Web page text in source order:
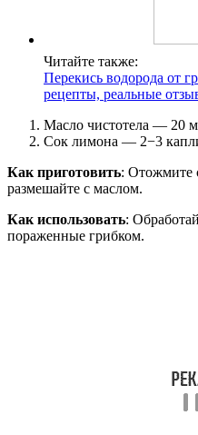
Читайте также:
Перекись водорода от
рецепты, реальные
Масло чистотела — 20
Сок лимона — 2−3
Как приготовить: Отожмите
размешайте с маслом.
Как использовать:
пораженные грибком.